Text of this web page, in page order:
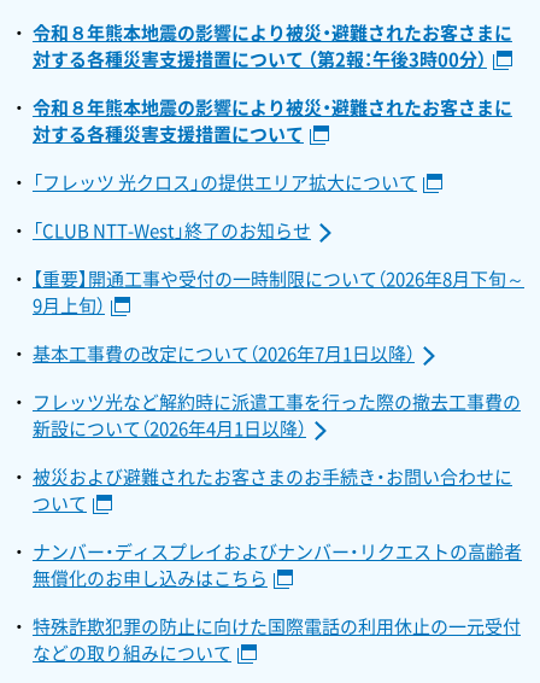
令和８年熊本地震の影響により被災・避難されたお客さまに
対する各種災害支援措置について （第2報：午後3時00分）
令和８年熊本地震の影響により被災・避難されたお客さまに
対する各種災害支援措置について
「フレッツ 光クロス」の提供エリア拡大について
「CLUB NTT-West」終了のお知らせ
【重要】開通工事や受付の一時制限について（2026年8月下旬～
9月上旬）
基本工事費の改定について（2026年7月1日以降）
フレッツ光など解約時に派遣工事を行った際の撤去工事費の
新設について（2026年4月1日以降）
被災および避難されたお客さまのお手続き・お問い合わせに
ついて
ナンバー・ディスプレイおよびナンバー・リクエストの高齢者
無償化のお申し込みはこちら
特殊詐欺犯罪の防止に向けた国際電話の利用休止の一元受付
などの取り組みについて